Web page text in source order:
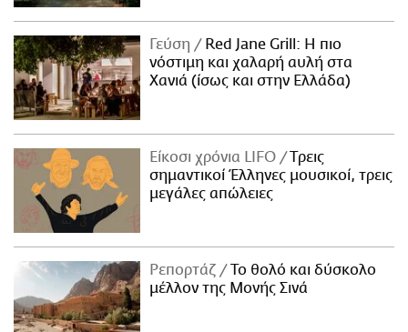
Γεύση
Red Jane Grill: Η πιο
νόστιμη και χαλαρή αυλή στα
Χανιά (ίσως και στην Ελλάδα)
Είκοσι χρόνια LIFO
Tρεις
σημαντικοί Έλληνες μουσικοί, τρεις
μεγάλες απώλειες
Ρεπορτάζ
Το θολό και δύσκολο
μέλλον της Μονής Σινά